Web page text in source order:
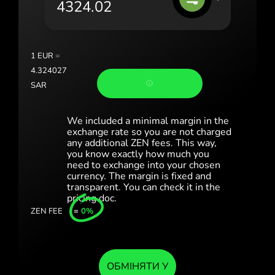
Portugal (Português)
Slovensko (Slovenčina)
Sverige (Svenska)
Türkiye (Türkçe)
Singapore (English)
United Kingdom (English)
International (English)
1 EUR =
4.324027
SAR
We included a minimal margin in the
exchange rate so you are not charged
any additional ZEN fees. This way,
you know exactly how much you
need to exchange into your chosen
currency. The margin is fixed and
transparent. You can check it in the
pricing doc.
ZEN FEE = 0%
ОБМІНЯТИ У